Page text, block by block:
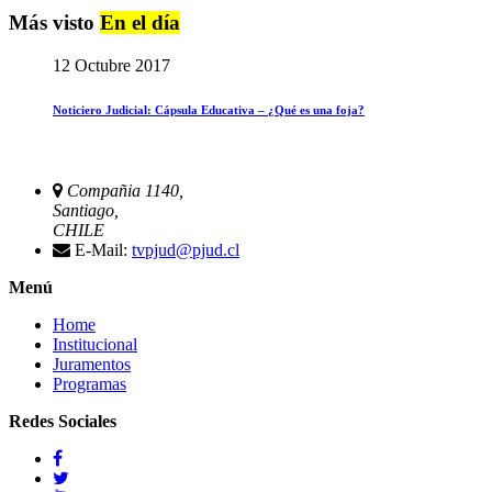
Más visto En el día
12 Octubre 2017
Noticiero Judicial: Cápsula Educativa – ¿Qué es una foja?
Compañia 1140,
Santiago,
CHILE
E-Mail: tvpjud@pjud.cl
Menú
Home
Institucional
Juramentos
Programas
Redes Sociales